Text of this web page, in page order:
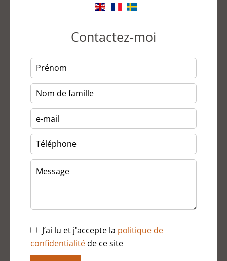
Contactez-moi
J’ai lu et j'accepte la politique de
confidentialitéde ce site